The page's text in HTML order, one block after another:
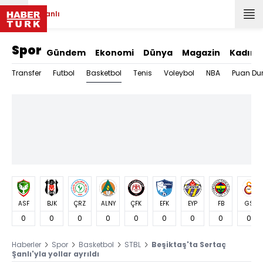
Canlı
Spor Gündem Ekonomi Dünya Magazin Kadın
Transfer Futbol Basketbol Tenis Voleybol NBA Puan
ASF
0
BJK
0
ÇRZ
0
ALNY
0
ÇFK
0
EFK
0
EYP
0
FB
0
GS
0
Haberler Spor Basketbol STBL
Beşiktaş'ta Sertaç
Şanlı'yla yollar ayrıldı